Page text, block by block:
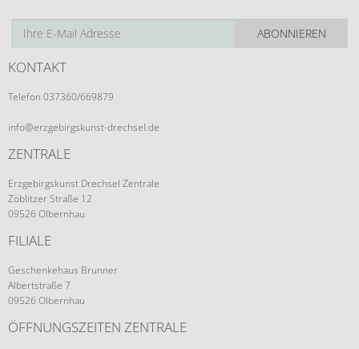
ABONNIEREN
KONTAKT
Telefon 037360/669879
info@erzgebirgskunst-drechsel.de
ZENTRALE
Erzgebirgskunst Drechsel Zentrale
Zöblitzer Straße 12
09526 Olbernhau
FILIALE
Geschenkehaus Brunner
Albertstraße 7
09526 Olbernhau
ÖFFNUNGSZEITEN ZENTRALE